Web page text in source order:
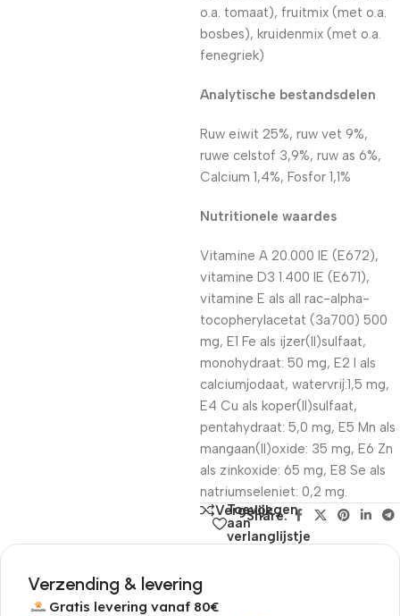
o.a. tomaat), fruitmix (met o.a.
bosbes), kruidenmix (met o.a.
fenegriek)
Analytische bestandsdelen
Ruw eiwit 25%, ruw vet 9%,
ruwe celstof 3,9%, ruw as 6%,
Calcium 1,4%, Fosfor 1,1%
Nutritionele waardes
Vitamine A 20.000 IE (E672),
vitamine D3 1.400 IE (E671),
vitamine E als all rac-alpha-
tocopherylacetat (3a700) 500
mg, E1 Fe als ijzer(II)sulfaat,
monohydraat: 50 mg, E2 I als
calciumjodaat, watervrij:1,5 mg,
E4 Cu als koper(II)sulfaat,
pentahydraat: 5,0 mg, E5 Mn als
mangaan(II)oxide: 35 mg, E6 Zn
als zinkoxide: 65 mg, E8 Se als
natriumseleniet: 0,2 mg.
Vergelijk
Toevoegen
aan
verlanglijstje
Share:
Verzending & levering
Gratis levering vanaf 80€